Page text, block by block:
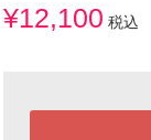
¥12,100 税込